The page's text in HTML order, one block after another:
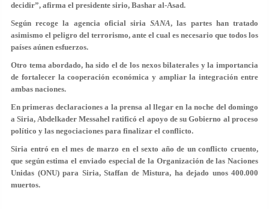
decidir”, afirma el presidente sirio, Bashar al-Asad.
Según recoge la agencia oficial siriaSANA, las partes han tratado
asimismo el peligro del terrorismo, ante el cual es necesario que todos los
países aúnen esfuerzos.
Otro tema abordado, ha sido el de los nexos bilaterales y la importancia
de fortalecer la cooperación económica y ampliar la integración entre
ambas naciones.
En primeras declaraciones a la prensa al llegar en la noche del domingo
a Siria, Abdelkader Messahel ratificó el apoyo de su Gobierno al proceso
político y las negociaciones para finalizar el conflicto.
Siria entró en el mes de marzo en el sexto año de un conflicto cruento,
que según estima el enviado especial de la Organización de las Naciones
Unidas (ONU) para Siria, Staffan de Mistura, ha dejado unos 400.000
muertos.